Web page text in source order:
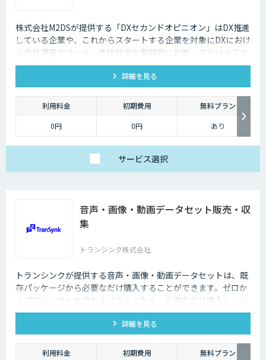
イズ（辞書構築・AI学
習）に対応したプラ
ン。
個社最適化すること
が含まれたドキュメン
【プレミアム】
アドバンスの内容に加
え、より高度なカスタ
マイズ（高精度AI学
習・フォロー支援）に
ンプレミス環境への対
応など、個別要件に柔
詳しくはお問い合わせ
株式会社M2DSが提供する「DXセカンドオピニオン」はDX推進
している企業や、これからスタートする企業を対象にDXにおけ
る自社課題やゴール、進捗状況を客観的に診断・アドバイスす
るサービスです
詳細を見る
利用料金 初期費用
無料プラン
0円
0円 あり
サービス選択
音声・画像・動画データセット販売・収
集
トランシンク株式会社
トランシンクが提供する音声・画像・動画データセットは、既
存パッケージから必要なだけ購入することができます。ゼロか
らプロジェクトを立ち上げることなく、必要なだけ購入し、AI
モデルの開発ができます。
詳細を見る
利用料金 初期費用
無料プラン